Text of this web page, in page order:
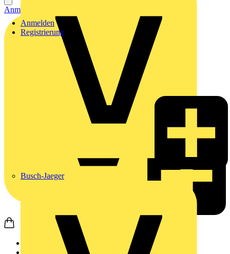
Busch-Jaeger
Anmelden
Registrierung
Anmelden